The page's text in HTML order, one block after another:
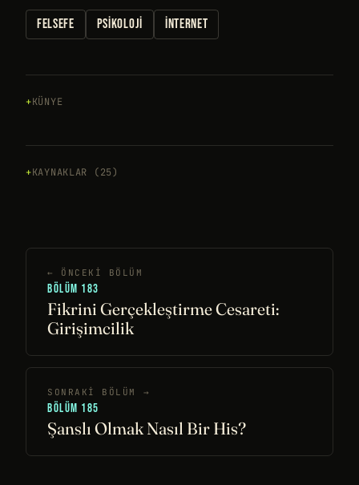
FELSEFE PSIKOLOJI İNTERNET
KÜNYE
KAYNAKLAR (25)
← ÖNCEKI BÖLÜM
BÖLÜM 183
Fikrini Gerçekleştirme Cesareti:
Girişimcilik
SONRAKI BÖLÜM →
BÖLÜM 185
Şanslı Olmak Nasıl Bir His?